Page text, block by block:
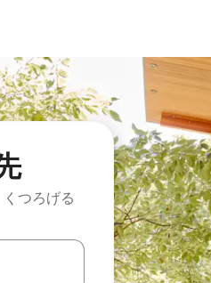
つろげる
を使って移動するか、画面をタ